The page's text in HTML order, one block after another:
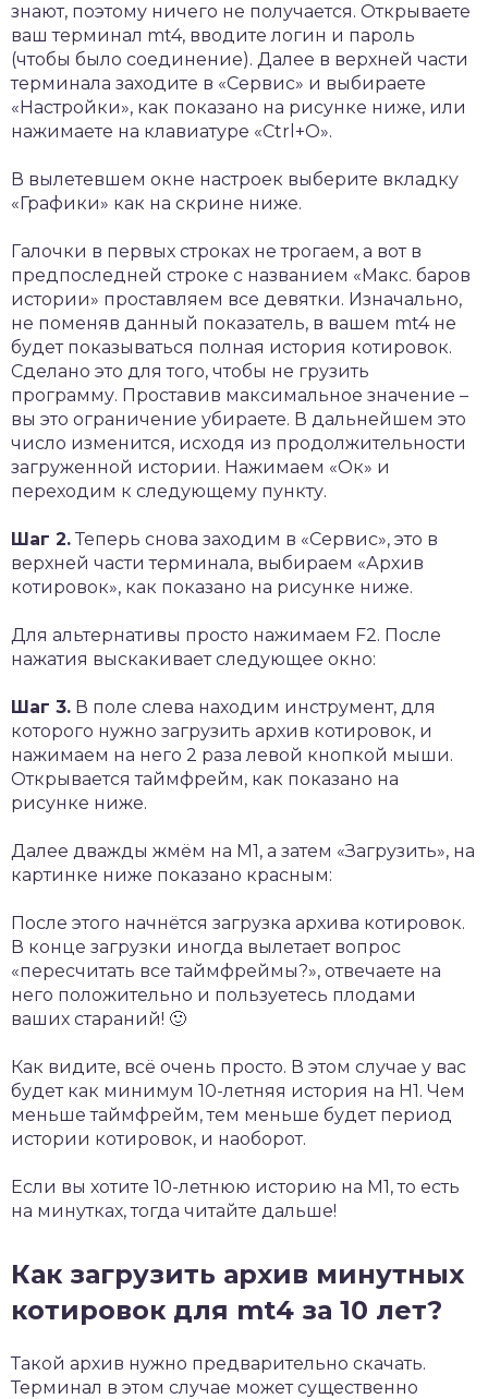
знают, поэтому ничего не получается. Открываете
ваш терминал mt4, вводите логин и пароль
(чтобы было соединение). Далее в верхней части
терминала заходите в «Сервис» и выбираете
«Настройки», как показано на рисунке ниже, или
нажимаете на клавиатуре «Ctrl+O».
В вылетевшем окне настроек выберите вкладку
«Графики» как на скрине ниже.
Галочки в первых строках не трогаем, а вот в
предпоследней строке с названием «Макс. баров
истории» проставляем все девятки. Изначально,
не поменяв данный показатель, в вашем mt4 не
будет показываться полная история котировок.
Сделано это для того, чтобы не грузить
программу. Проставив максимальное значение –
вы это ограничение убираете. В дальнейшем это
число изменится, исходя из продолжительности
загруженной истории. Нажимаем «Ок» и
переходим к следующему пункту.
Шаг 2. Теперь снова заходим в «Сервис», это в
верхней части терминала, выбираем «Архив
котировок», как показано на рисунке ниже.
Для альтернативы просто нажимаем F2. После
нажатия выскакивает следующее окно:
Шаг 3. В поле слева находим инструмент, для
которого нужно загрузить архив котировок, и
нажимаем на него 2 раза левой кнопкой мыши.
Открывается таймфрейм, как показано на
рисунке ниже.
Далее дважды жмём на М1, а затем «Загрузить», на
картинке ниже показано красным:
После этого начнётся загрузка архива котировок.
В конце загрузки иногда вылетает вопрос
«пересчитать все таймфреймы?», отвечаете на
него положительно и пользуетесь плодами
ваших стараний! 🙂
Как видите, всё очень просто. В этом случае у вас
будет как минимум 10-летняя история на Н1. Чем
меньше таймфрейм, тем меньше будет период
истории котировок, и наоборот.
Если вы хотите 10-летнюю историю на М1, то есть
на минутках, тогда читайте дальше!
Как загрузить архив минутных
котировок для mt4 за 10 лет?
Такой архив нужно предварительно скачать.
Терминал в этом случае может существенно